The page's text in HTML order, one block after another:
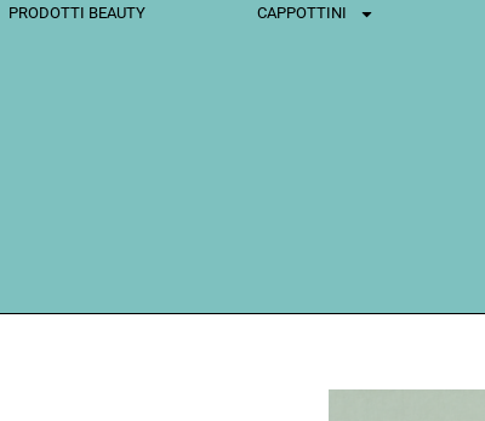
PRODOTTI BEAUTY CAPPOTTINI